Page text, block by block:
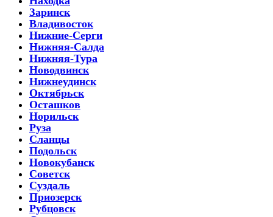
Заринск
Владивосток
Нижние-Серги
Нижняя-Салда
Нижняя-Тура
Новодвинск
Нижнеудинск
Октябрьск
Осташков
Норильск
Руза
Сланцы
Подольск
Новокубанск
Советск
Суздаль
Приозерск
Рубцовск